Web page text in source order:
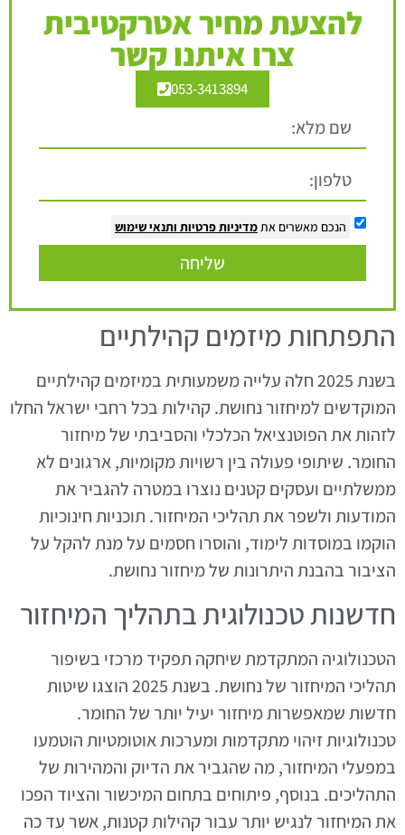
להצעת מחיר אטרקטיבית
צרו איתנו קשר
053-3413894
הנכם מאשרים את מדיניות פרטיות ותנאי שימוש
שליחה
התפתחות מיזמים קהילתיים
בשנת 2025 חלה עלייה משמעותית במיזמים קהילתיים
המוקדשים למיחזור נחושת. קהילות בכל רחבי ישראל החלו
לזהות את הפוטנציאל הכלכלי והסביבתי של מיחזור
החומר. שיתופי פעולה בין רשויות מקומיות, ארגונים לא
ממשלתיים ועסקים קטנים נוצרו במטרה להגביר את
המודעות ולשפר את תהליכי המיחזור. תוכניות חינוכיות
הוקמו במוסדות לימוד, והוסרו חסמים על מנת להקל על
הציבור בהבנת היתרונות של מיחזור נחושת.
חדשנות טכנולוגית בתהליך המיחזור
הטכנולוגיה המתקדמת שיחקה תפקיד מרכזי בשיפור
תהליכי המיחזור של נחושת. בשנת 2025 הוצגו שיטות
חדשות שמאפשרות מיחזור יעיל יותר של החומר.
טכנולוגיות זיהוי מתקדמות ומערכות אוטומטיות הוטמעו
במפעלי המיחזור, מה שהגביר את הדיוק והמהירות של
התהליכים. בנוסף, פיתוחים בתחום המיכשור והציוד הפכו
את המיחזור לנגיש יותר עבור קהילות קטנות, אשר עד כה